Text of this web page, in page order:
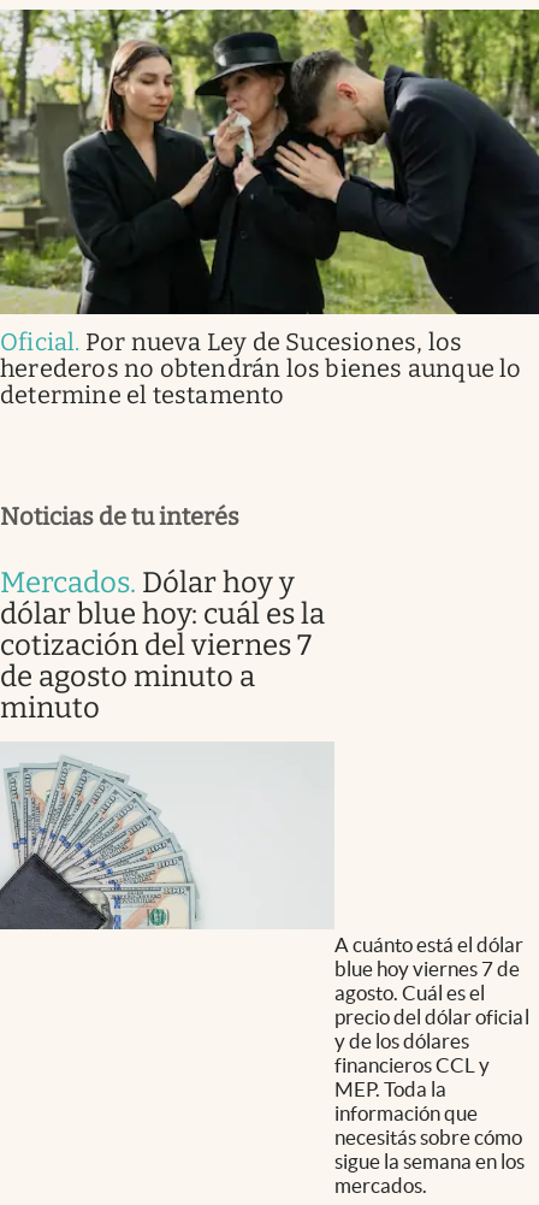
Oficial. Por nueva Ley de Sucesiones, los
herederos no obtendrán los bienes aunque lo
determine el testamento
Noticias de tu interés
Mercados. Dólar hoy y
dólar blue hoy: cuál es la
cotización del viernes 7
de agosto minuto a
minuto
A cuánto está el dólar
blue hoy viernes 7 de
agosto. Cuál es el
precio del dólar oficial
y de los dólares
financieros CCL y
MEP. Toda la
información que
necesitás sobre cómo
sigue la semana en los
mercados.